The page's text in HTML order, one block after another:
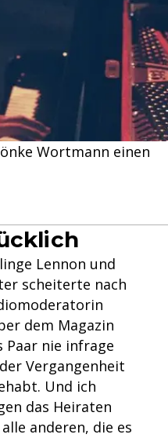
Wortmann einen
Lennon und
scheiterte nach
dem Magazin
Paar nie infrage
Vergangenheit
Und ich
das Heiraten
anderen, die es